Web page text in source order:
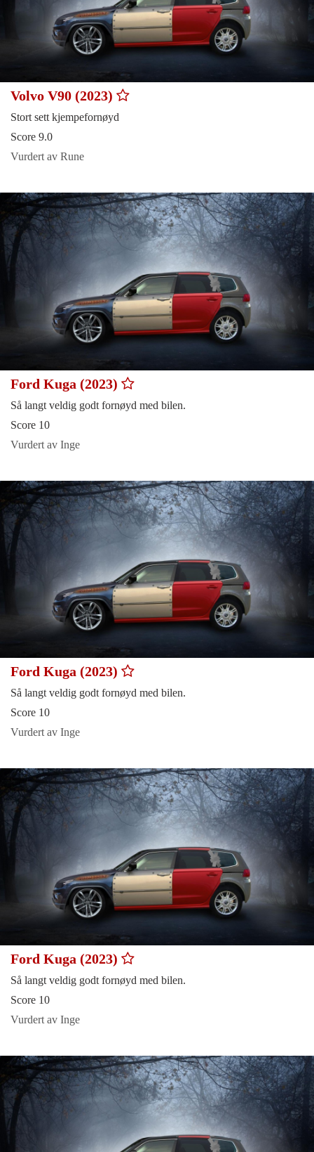
Volvo V90 (2023)
Stort sett kjempefornøyd
Score 9.0
Vurdert av Rune
Ford Kuga (2023)
Så langt veldig godt fornøyd med bilen.
Score 10
Vurdert av Inge
Ford Kuga (2023)
Så langt veldig godt fornøyd med bilen.
Score 10
Vurdert av Inge
Ford Kuga (2023)
Så langt veldig godt fornøyd med bilen.
Score 10
Vurdert av Inge